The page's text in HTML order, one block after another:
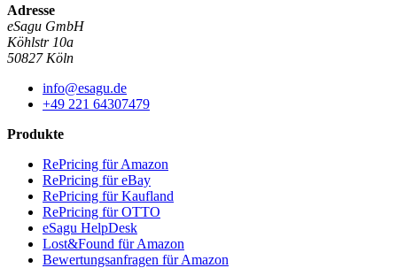
Adresse
eSagu GmbH
Köhlstr 10a
50827 Köln
info@esagu.de
+49 221 64307479
Produkte
RePricing für Amazon
RePricing für eBay
RePricing für Kaufland
RePricing für OTTO
eSagu HelpDesk
Lost&Found für Amazon
Bewertungsanfragen für Amazon